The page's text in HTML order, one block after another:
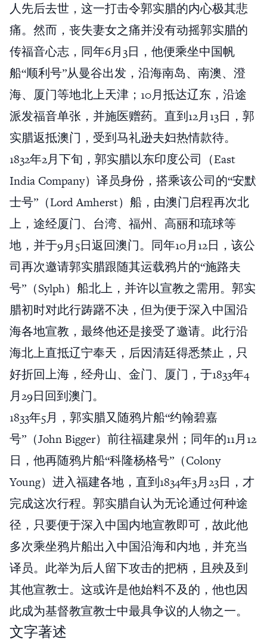
人先后去世，这一打击令郭实腊的内心极其悲
痛。然而，丧失妻女之痛并没有动摇郭实腊的
传福音心志，同年6月3日，他便乘坐中国帆
船“顺利号”从曼谷出发，沿海南岛、南澳、澄
海、厦门等地北上天津；10月抵达辽东，沿途
派发福音单张，并施医赠药。直到12月13日，郭
实腊返抵澳门，受到马礼逊夫妇热情款待。
1832年2月下旬，郭实腊以东印度公司（East
India Company）译员身份，搭乘该公司的“安默
士号”（Lord Amherst）船，由澳门启程再次北
上，途经厦门、台湾、福州、高丽和琉球等
地，并于9月5日返回澳门。同年10月12日，该公
司再次邀请郭实腊跟随其运载鸦片的“施路夫
号”（Sylph）船北上，并许以宣教之需用。郭实
腊初时对此行踌躇不决，但为便于深入中国沿
海各地宣教，最终他还是接受了邀请。此行沿
海北上直抵辽宁奉天，后因清廷得悉禁止，只
好折回上海，经舟山、金门、厦门，于1833年4
月29日回到澳门。
1833年5月，郭实腊又随鸦片船“约翰碧嘉
号”（John Bigger）前往福建泉州；同年的11月12
日，他再随鸦片船“科隆杨格号”（Colony
Young）进入福建各地，直到1834年3月23日，才
完成这次行程。郭实腊自认为无论通过何种途
径，只要便于深入中国内地宣教即可，故此他
多次乘坐鸦片船出入中国沿海和内地，并充当
译员。此举为后人留下攻击的把柄，且殃及到
其他宣教士。这或许是他始料不及的，他也因
此成为基督教宣教士中最具争议的人物之一。
文字著述